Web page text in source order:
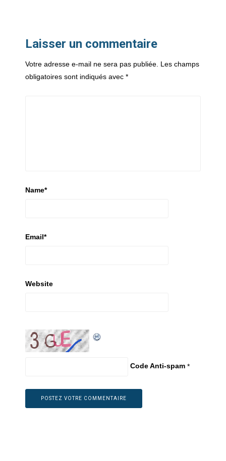
Laisser un commentaire
Votre adresse e-mail ne sera pas publiée. Les champs
obligatoires sont indiqués avec *
Name*
Email*
Website
Code Anti-spam *